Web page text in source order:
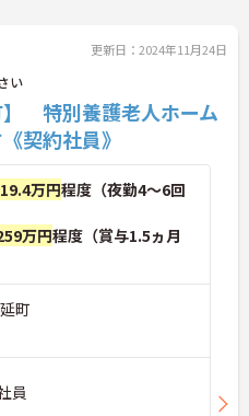
更新日：2024年11月24日
い
】 特別養護老人ホーム
契約社員》
万円程度（夜勤4～6回
万円程度（賞与1.5ヵ月
町
員